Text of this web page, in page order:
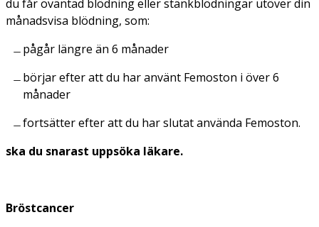
du får oväntad blödning eller stänkblödningar utöver din
månadsvisa blödning, som:
pågår längre än 6 månader
börjar efter att du har använt Femoston i över 6
månader
fortsätter efter att du har slutat använda Femoston.
ska du snarast uppsöka läkare.
Bröstcancer